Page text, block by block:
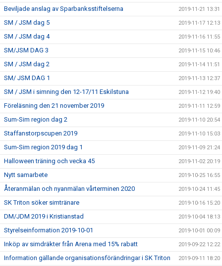
Beviljade anslag av Sparbanksstiftelserna 2019-11-21 13:31
SM / JSM dag 5 2019-11-17 12:13
SM / JSM dag 4 2019-11-16 11:55
SM/JSM DAG 3 2019-11-15 10:46
SM / JSM dag 2 2019-11-14 11:51
SM/ JSM DAG 1 2019-11-13 12:37
SM / JSM i simning den 12-17/11 Eskilstuna 2019-11-12 19:40
Föreläsning den 21 november 2019 2019-11-11 12:59
Sum-Sim region dag 2 2019-11-10 20:54
Staffanstorpscupen 2019 2019-11-10 15:03
Sum-Sim region 2019 dag 1 2019-11-09 21:24
Halloween träning och vecka 45 2019-11-02 20:19
Nytt samarbete 2019-10-25 16:55
Återanmälan och nyanmälan vårterminen 2020 2019-10-24 11:45
SK Triton söker simtränare 2019-10-16 15:20
DM/JDM 2019 i Kristianstad 2019-10-04 18:13
Styrelseinformation 2019-10-01 2019-10-01 00:09
Inköp av simdräkter från Arena med 15% rabatt 2019-09-22 12:22
Information gällande organisationsförändringar i SK Triton 2019-09-11 18:20